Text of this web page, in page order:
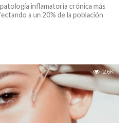
inflamatoria crónica más
a un 20% de la población
2.6K